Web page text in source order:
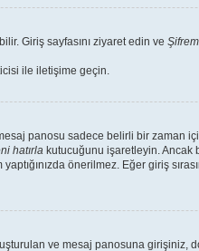
Giriş sayfasını ziyaret edin ve
ile iletişime geçin.
panosu sadece belirli bir zaman
hatırla kutucuğunu işaretleyin. Ancak
önerilmez. Eğer giriş
ve mesaj panosuna